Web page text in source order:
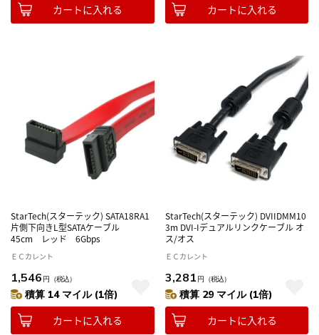
カートに入れる カートに入れる
StarTech(スターテック) SATA18RA1
片側下向きL型SATAケーブル
45cm レッド 6Gbps
ＥＣカレント
1,546 円 （税込）
積算 14 マイル (1倍)
カートに入れる
StarTech(スターテック) DVIIDMM10
3m DVI-Iデュアルリンクケーブル オ
ス/オス
ＥＣカレント
3,281 円 （税込）
積算 29 マイル (1倍)
カートに入れる